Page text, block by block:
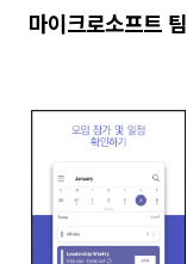
마이크로소프트